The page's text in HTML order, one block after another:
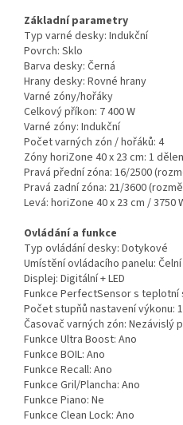
Základní parametry
Typ varné desky: Indukční
Povrch: Sklo
Barva desky: Černá
Hrany desky: Rovné hrany
Varné zóny/hořáky
Celkový příkon: 7 400 W
Varné zóny: Indukční
Počet varných zón / hořáků: 4
Zóny horiZone 40 x 23 cm: 1
Pravá přední zóna: 16/2500
Pravá zadní zóna: 21/3600
Levá: horiZone 40 x 23 cm / 3750
Ovládání a funkce
Typ ovládání desky: Dotykové
Umístění ovládacího panelu: Čelní
Displej: Digitální + LED
Funkce PerfectSensor s teplotní
Počet stupňů nastavení výkonu:
Časovač varných zón: Nezávislý
Funkce Ultra Boost: Ano
Funkce BOIL: Ano
Funkce Recall: Ano
Funkce Gril/Plancha: Ano
Funkce Piano: Ne
Funkce Clean Lock: Ano